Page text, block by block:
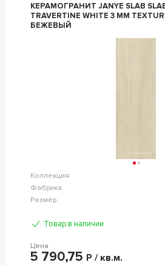
КЕРАМОГРАНИТ JANYE SLAB
TRAVERTINE WHITE 3 MM TEXTURE 100X300
БЕЖЕВЫЙ
Коллекция
Фабрика
Размер
Товар в наличии
Цена
5 790,75 Р / кв.м.